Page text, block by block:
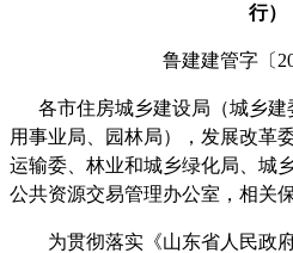
行）
鲁建建管字〔
各市住房城乡建设局（城乡
用事业局、园林局），发展改革
运输委、林业和城乡绿化局、城
公共资源交易管理办公室，相关
为贯彻落实《山东省人民政